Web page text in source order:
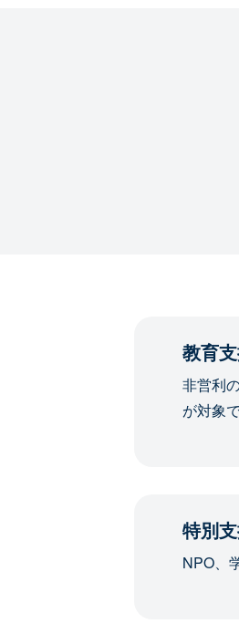
教育
非営利
が対象で
特別
NPO、